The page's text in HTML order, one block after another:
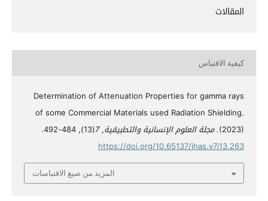
المقالات
كيفية الاقتباس
Determination of Attenuation Properties for gamma rays
of some Commercial Materials used Radiation Shielding.
(2023). مجلة العلوم الإنسانية والتطبيقية,
7
(13), 484-492.
https://doi.org/10.65137/jhas.v7i13.263
المزيد من صيغ الاقتباسات